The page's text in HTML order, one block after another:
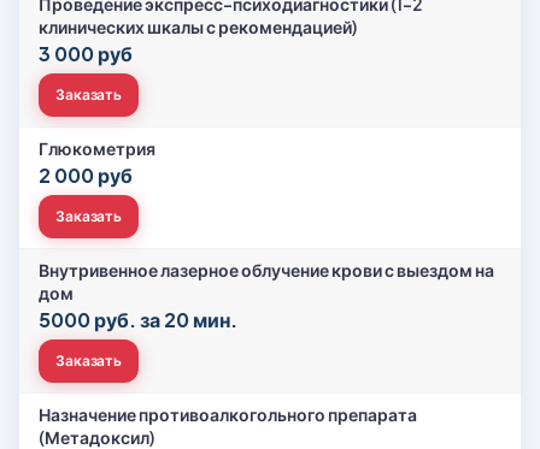
клинических шкалы с рекомендацией)
3 000 руб
Заказать
Глюкометрия
2 000 руб
Заказать
Внутривенное лазерное облучение крови с выездом на
дом
5000 руб. за 20 мин.
Заказать
Назначение противоалкогольного препарата
(Метадоксил)